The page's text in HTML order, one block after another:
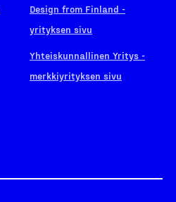
Design from Finland -
yrityksen sivu
Yhteiskunnallinen Yritys -
merkkiyrityksen sivu